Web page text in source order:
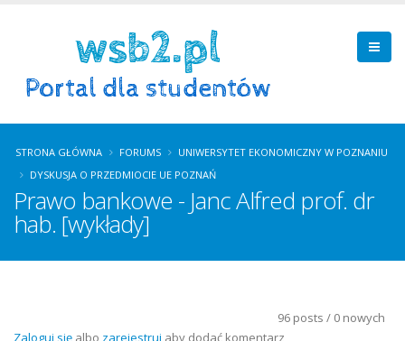
STRONA GŁÓWNA FORUMS
UNIWERSYTET EKONOMICZNY W POZNANIU
DYSKUSJA O PRZEDMIOCIE UE POZNAŃ
Prawo bankowe - Janc Alfred prof. dr
hab. [wykłady]
96 posts / 0 nowych
Zaloguj się albo zarejestruj aby dodać komentarz